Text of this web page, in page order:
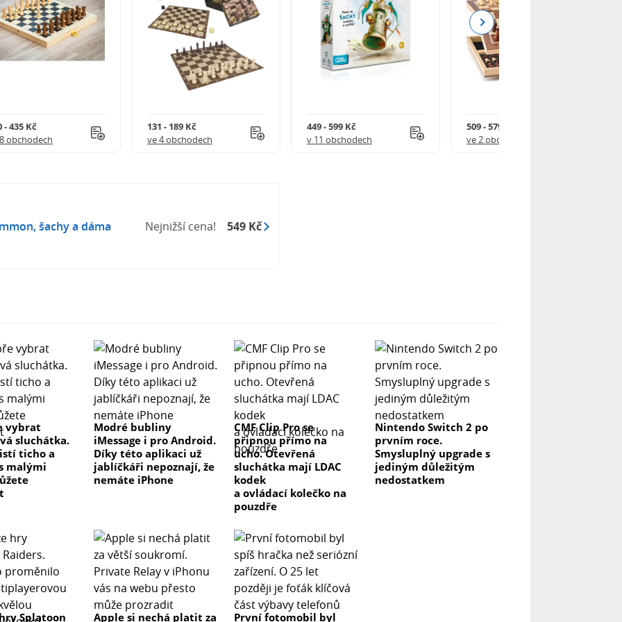
- 435 Kč
obchodech
131 - 189 Kč
ve 4 obchodech
449 - 599 Kč
v 11 obchodech
509 - 579 Kč
ve 2 obchodech
Next
šachy a dáma Nejnižší cena! 549 Kč
vybrat
sluchátka.
ticho a
malými
Modré bubliny
iMessage i pro Android.
Díky této aplikaci už
jablíčkáři nepoznají, že
nemáte iPhone
CMF Clip Pro se
připnou přímo na
ucho. Otevřená
sluchátka mají LDAC
kodek
a ovládací kolečko na
pouzdře
Nintendo Switch 2 po
prvním roce.
Smysluplný upgrade s
jediným důležitým
nedostatkem
Splatoon Apple si nechá platit za První fotomobil byl